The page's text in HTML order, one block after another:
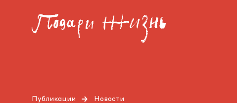
Публикации Новости